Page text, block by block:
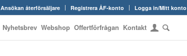
Ansökan återförsäljare Registrera ÅF-konto Logga in/Mitt konto
Nyhetsbrev Webshop Offertförfrågan Kontakt